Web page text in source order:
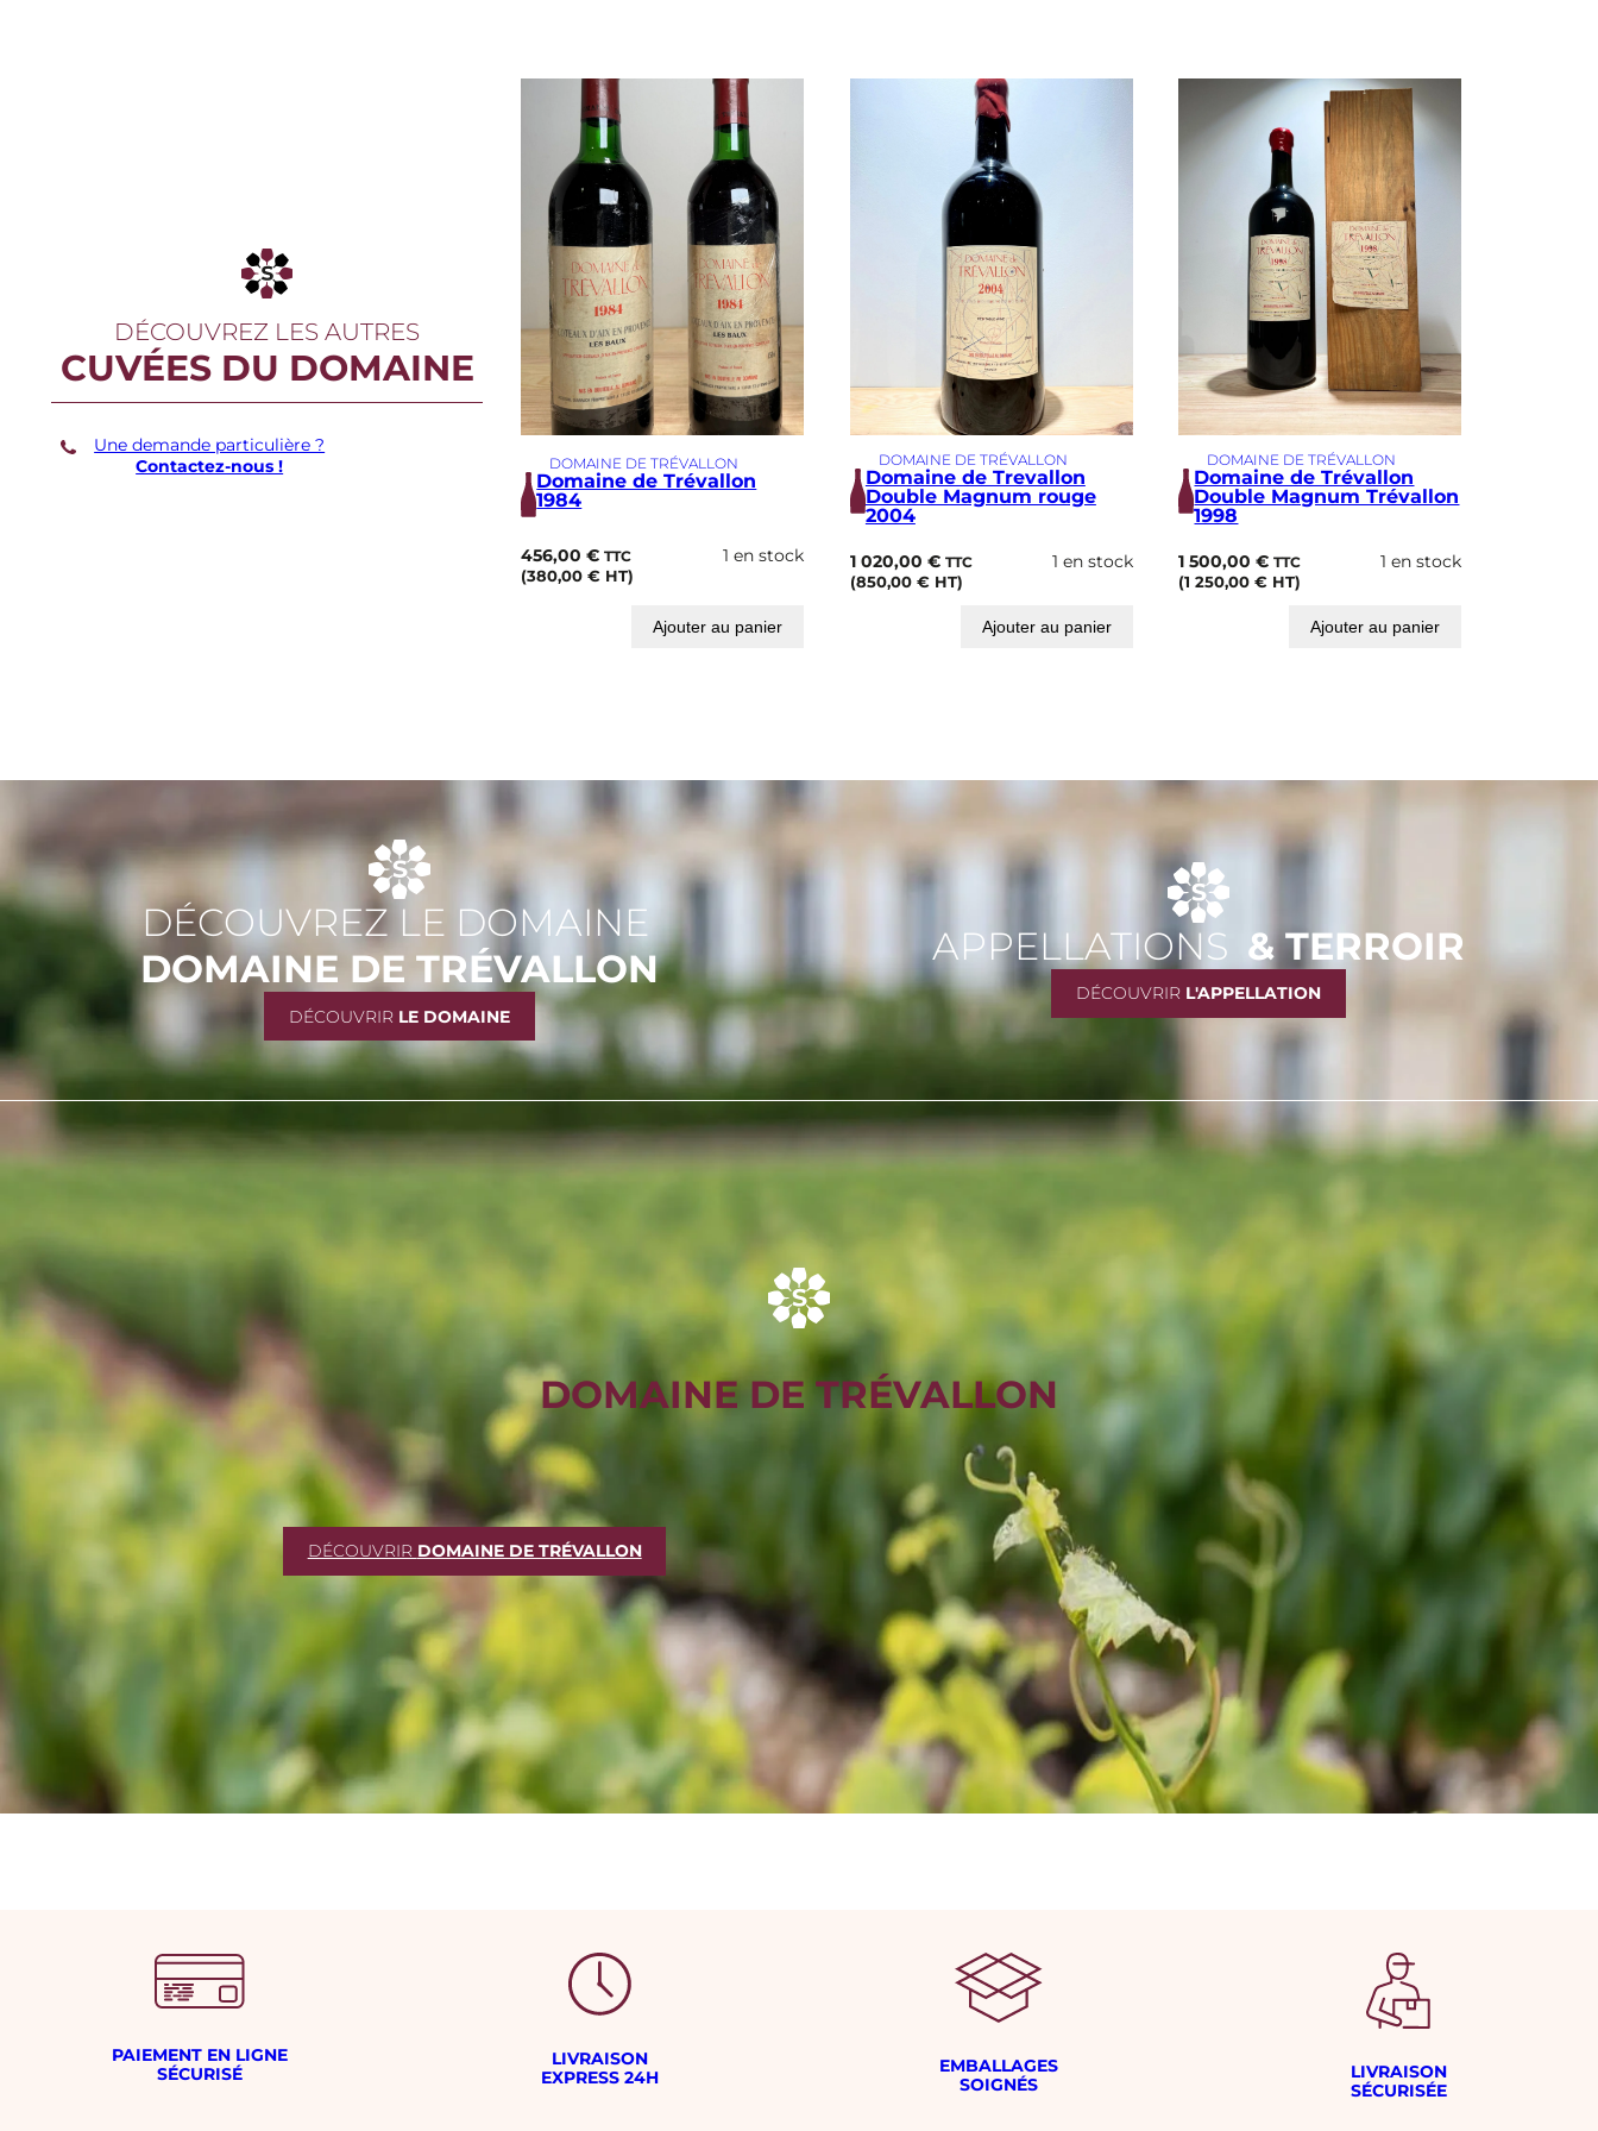
DÉCOUVREZ LES AUTRES
CUVÉES DU DOMAINE
Une demande particulière ?
Contactez-nous !
DOMAINE DE TRÉVALLON
Domaine de Trévallon
1984
456,00€ TTC
(380,00€ HT)
1 en stock
Ajouter au panier
DOMAINE DE TRÉVALLON
Domaine de Trevallon
Double Magnum rouge
2004
1 020,00 € TTC
(850,00 €HT)
1 en stock
Ajouter au panier
DOMAINE DE TRÉVALLON
Domaine de Trévallon
Double Magnum Trévallon
1998
1 500,00€ TTC
(1 250,00€ HT)
1 en stock
Ajouter au panier
DÉCOUVREZ LE DOMAINE
DOMAINE DE TRÉVALLON
DÉCOUVRIR LE DOMAINE
APPELLATIONS & TERROIR
DÉCOUVRIR L'APPELLATION
DOMAINE DE TRÉVALLON
DÉCOUVRIR DOMAINE DE TRÉVALLON
PAIEMENT EN LIGNE
SÉCURISÉ
LIVRAISON
EXPRESS 24H
EMBALLAGES
SOIGNÉS
LIVRAISON
SÉCURISÉE